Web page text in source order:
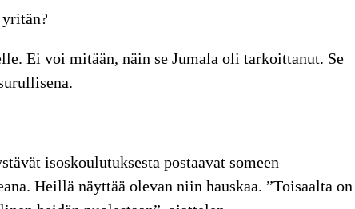
Ei voi mitään, näin se Jumala oli tarkoittanut. Se
isoskoulutuksesta postaavat someen
Heillä näyttää olevan niin hauskaa. ”Toisaalta on